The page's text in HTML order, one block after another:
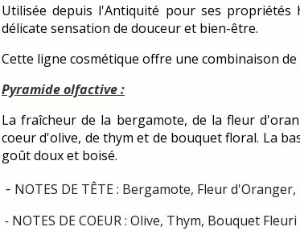
Utilisée depuis l'Antiquité pour ses
délicate sensation de douceur et bien-être.
Cette ligne cosmétique offre une combinaison
Pyramide olfactive :
La fraîcheur de la bergamote, de la fleur
coeur d'olive, de thym et de bouquet floral. La
goût doux et boisé.
- NOTES DE TÊTE : Bergamote, Fleur
- NOTES DE COEUR : Olive, Thym, Bouquet Fleuri